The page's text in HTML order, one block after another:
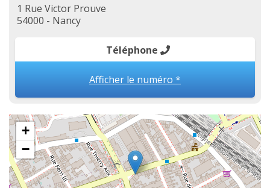
1 Rue Victor Prouve
54000 - Nancy
Téléphone
Afficher le numéro *
+
−